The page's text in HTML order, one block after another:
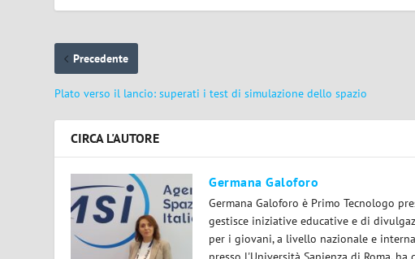
Precedente
Plato verso il lancio: superati i test di simulazione dello spazio
CIRCA L'AUTORE
Germana Galoforo
Germana Galoforo è Primo Tecnologo
gestisce iniziative educative e di
per i giovani, a livello nazionale e